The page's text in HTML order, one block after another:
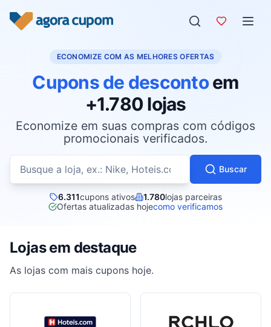
ECONOMIZE COM AS MELHORES OFERTAS
Cupons de descontoem
+1.780 lojas
Economize em suas compras com códigos
promocionais verificados.
Buscar cupons por loja
Buscar
6.311cupons ativos 1.780lojas parceiras
Ofertas atualizadas hojecomo verificamos
Lojas em destaque
As lojas com mais cupons hoje.